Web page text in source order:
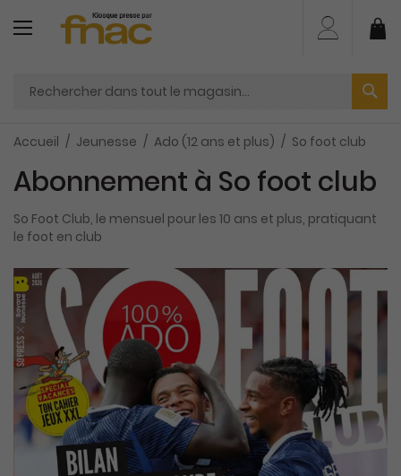
contenu
Accueil Jeunesse Ado (12 ans et plus) So foot club
Abonnement à So foot club
So Foot Club, le mensuel pour les 10 ans et plus, pratiquant
le foot en club